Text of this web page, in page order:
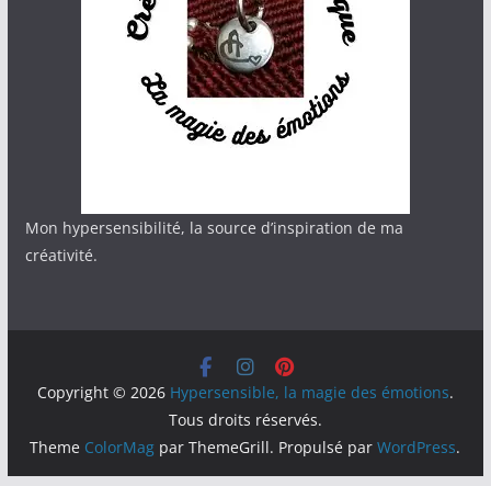
Mon hypersensibilité, la source d’inspiration de ma
créativité.
Copyright © 2026 Hypersensible, la magie des émotions.
Tous droits réservés.
Theme ColorMag par ThemeGrill. Propulsé parWordPress.